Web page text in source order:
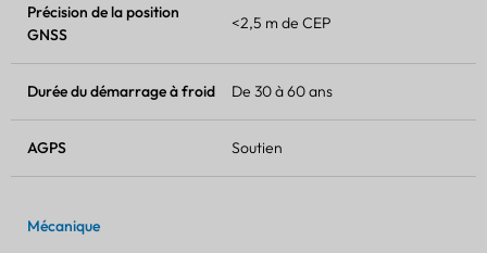
Précision de la position
GNSS
<2,5 m de CEP
Durée du démarrage à froid De 30 à 60 ans
AGPS Soutien
Mécanique